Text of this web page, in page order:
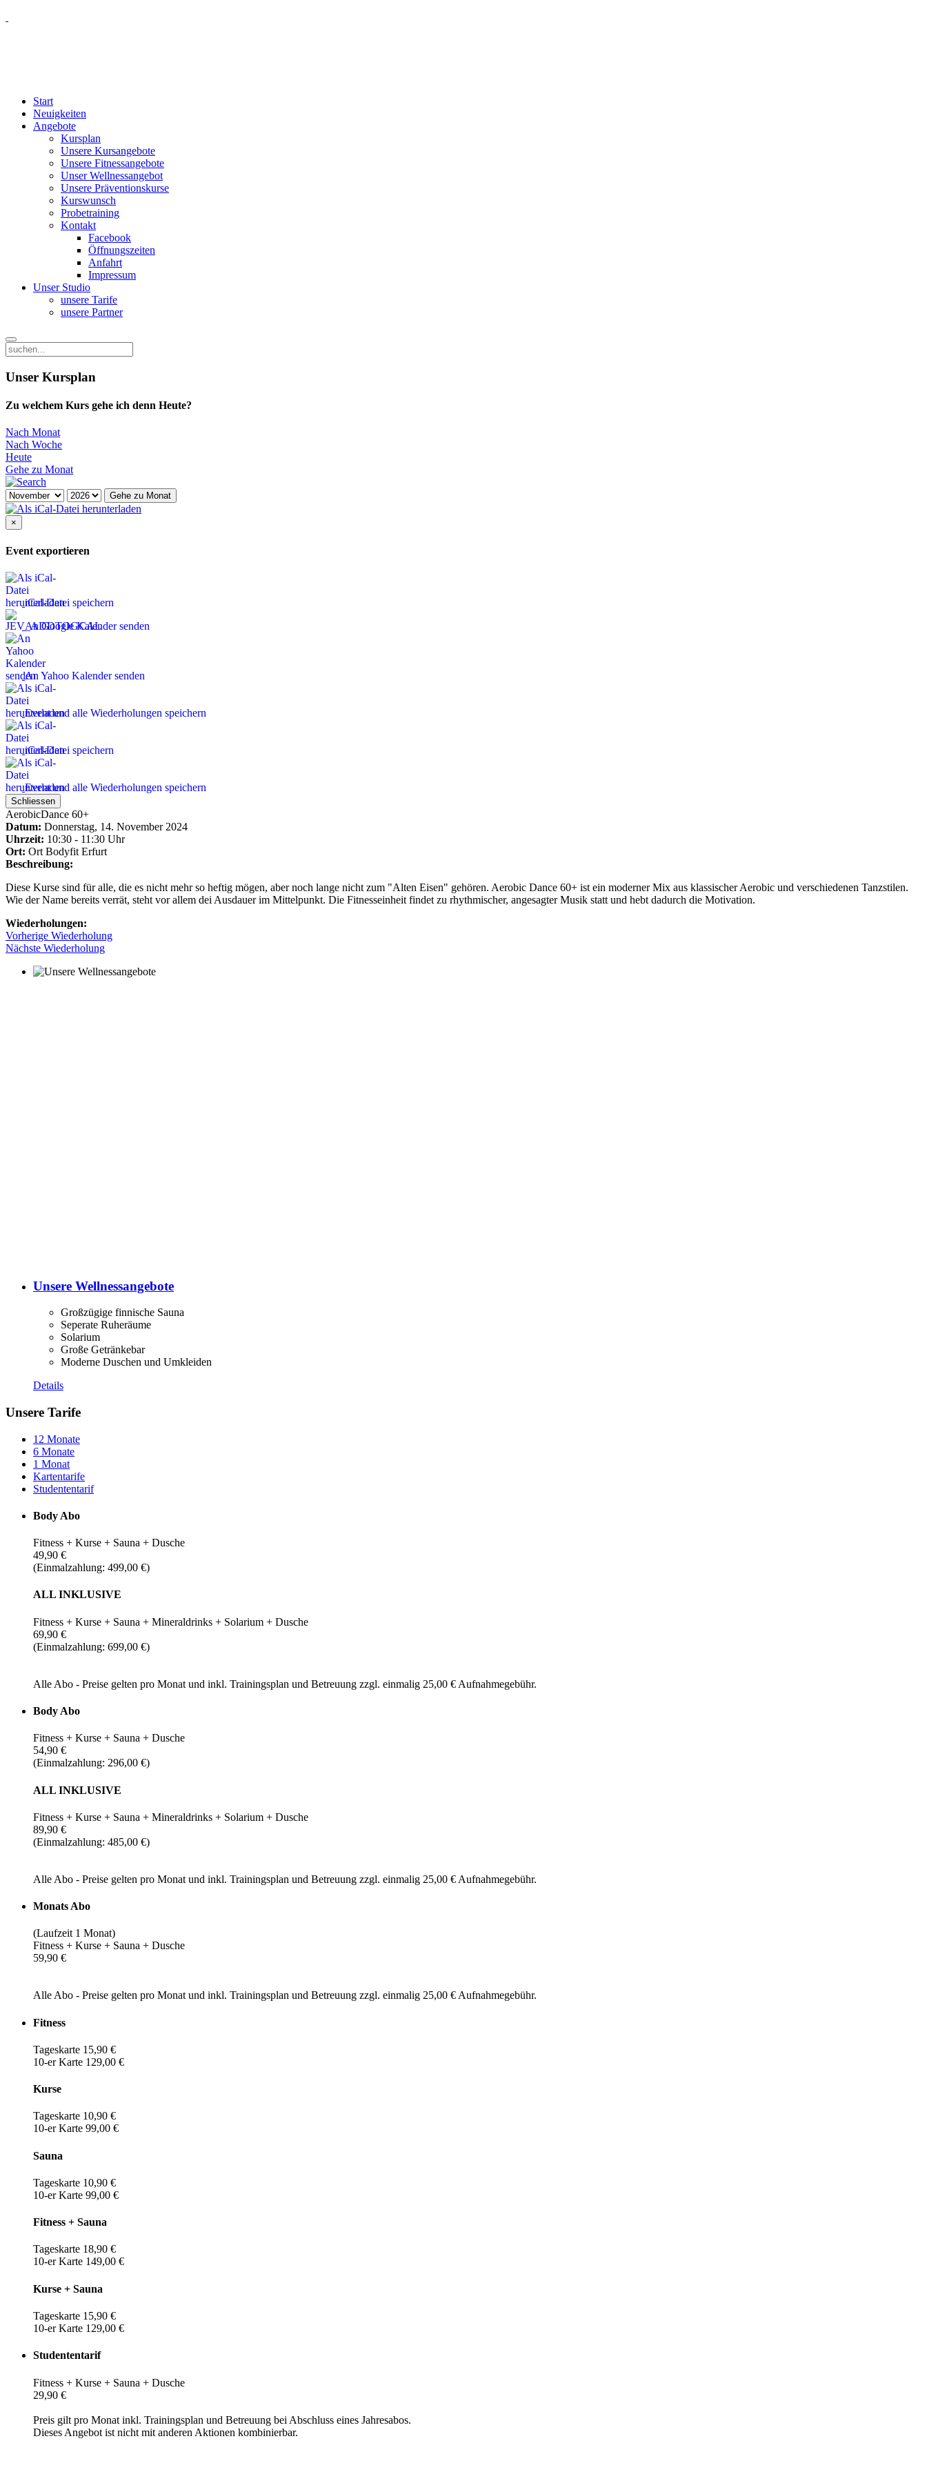
Start
Neuigkeiten
Angebote
Kursplan
Unsere Kursangebote
Unsere Fitnessangebote
Unser Wellnessangebot
Unsere Präventionskurse
Kurswunsch
Probetraining
Kontakt
Facebook
Öffnungszeiten
Anfahrt
Impressum
Unser Studio
unsere Tarife
unsere Partner
Unser Kursplan
Zu welchem Kurs gehe ich denn Heute?
Nach Monat
Nach Woche
Heute
Gehe zu Monat
Gehe zu Monat
×
Event exportieren
iCal-Datei speichern
An Google Kalender senden
An Yahoo Kalender senden
Event und alle Wiederholungen speichern
iCal-Datei speichern
Event und alle Wiederholungen speichern
Schliessen
AerobicDance 60+
Datum: Donnerstag, 14. November 2024
Uhrzeit: 10:30 - 11:30 Uhr
Ort: Ort Bodyfit Erfurt
Beschreibung:
Diese Kurse sind für alle, die es nicht mehr so heftig mögen, aber noch lange nicht zum "Alten Eisen" gehören. Aerobic Dance 60+ ist ein moderner Mix aus klassischer Aerobic und verschiedenen Tanzstilen.
Wie der Name bereits verrät, steht vor allem dei Ausdauer im Mittelpunkt. Die Fitnesseinheit findet zu rhythmischer, angesagter Musik statt und hebt dadurch die Motivation.
Wiederholungen:
Vorherige Wiederholung
Nächste Wiederholung
Unsere Wellnessangebote
Großzügige finnische Sauna
Seperate Ruheräume
Solarium
Große Getränkebar
Moderne Duschen und Umkleiden
Details
Unsere Tarife
12 Monate
6 Monate
1 Monat
Kartentarife
Studententarif
Body Abo
Fitness + Kurse + Sauna + Dusche
49,90 €
(Einmalzahlung: 499,00 €)
ALL INKLUSIVE
Fitness + Kurse + Sauna + Mineraldrinks + Solarium + Dusche
69,90 €
(Einmalzahlung: 699,00 €)
Alle Abo - Preise gelten pro Monat und inkl. Trainingsplan und Betreuung zzgl. einmalig 25,00 € Aufnahmegebühr.
Body Abo
Fitness + Kurse + Sauna + Dusche
54,90 €
(Einmalzahlung: 296,00 €)
ALL INKLUSIVE
Fitness + Kurse + Sauna + Mineraldrinks + Solarium + Dusche
89,90 €
(Einmalzahlung: 485,00 €)
Alle Abo - Preise gelten pro Monat und inkl. Trainingsplan und Betreuung zzgl. einmalig 25,00 € Aufnahmegebühr.
Monats Abo
(Laufzeit 1 Monat)
Fitness + Kurse + Sauna + Dusche
59,90 €
Alle Abo - Preise gelten pro Monat und inkl. Trainingsplan und Betreuung zzgl. einmalig 25,00 € Aufnahmegebühr.
Fitness
Tageskarte 15,90 €
10-er Karte 129,00 €
Kurse
Tageskarte 10,90 €
10-er Karte 99,00 €
Sauna
Tageskarte 10,90 €
10-er Karte 99,00 €
Fitness + Sauna
Tageskarte 18,90 €
10-er Karte 149,00 €
Kurse + Sauna
Tageskarte 15,90 €
10-er Karte 129,00 €
Studententarif
Fitness + Kurse + Sauna + Dusche
29,90 €
Preis gilt pro Monat inkl. Trainingsplan und Betreuung bei Abschluss eines Jahresabos.
Dieses Angebot ist nicht mit anderen Aktionen kombinierbar.